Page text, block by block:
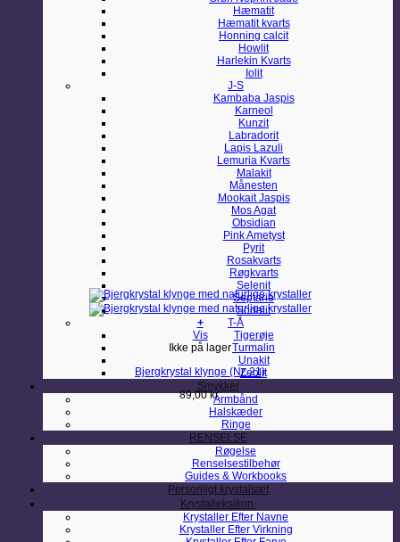
Hæmatit
Hæmatit kvarts
Honning calcit
Howlit
Harlekin Kvarts
Iolit
J-S
Kambaba Jaspis
Karneol
Kunzit
Labradorit
Lapis Lazuli
Lemuria Kvarts
Malakit
Månesten
Mookait Jaspis
Mos Agat
Obsidian
Pink Ametyst
Pyrit
Rosakvarts
Røgkvarts
Selenit
Septarie
Sodalit
T-Å
Tigerøje
Turmalin
Unakit
Zeolit
Smykker
Armbånd
Halskæder
Ringe
RENSELSE
Røgelse
Renselsestilbehør
Guides & Workbooks
Personligt krystalsæt
Krystalleksikon
Krystaller Efter Navne
Krystaller Efter Virkning
+
Vis
Ikke på lager
Bjergkrystal klynge (Nr. 21)
89,00kr.